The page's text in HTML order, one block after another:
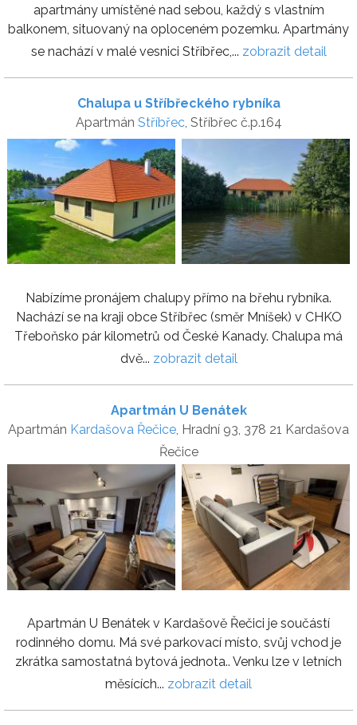
apartmány umístěné nad sebou, každý s vlastním
balkonem, situovaný na oploceném pozemku. Apartmány
se nachází v malé vesnici Stříbřec,... zobrazit detail
Chalupa u Stříbřeckého rybníka
Apartmán Stříbřec, Stříbřec č.p.164
Nabízíme pronájem chalupy přímo na břehu rybníka.
Nachází se na kraji obce Stříbřec (směr Mníšek) v CHKO
Třeboňsko pár kilometrů od České Kanady. Chalupa má
dvě... zobrazit detail
Apartmán U Benátek
Apartmán Kardašova Řečice , Hradní 93, 378 21 Kardašova
Řečice
Apartmán U Benátek v Kardašově Řečici je součástí
rodinného domu. Má své parkovací místo, svůj vchod je
zkrátka samostatná bytová jednota.. Venku lze v letních
měsících... zobrazit detail